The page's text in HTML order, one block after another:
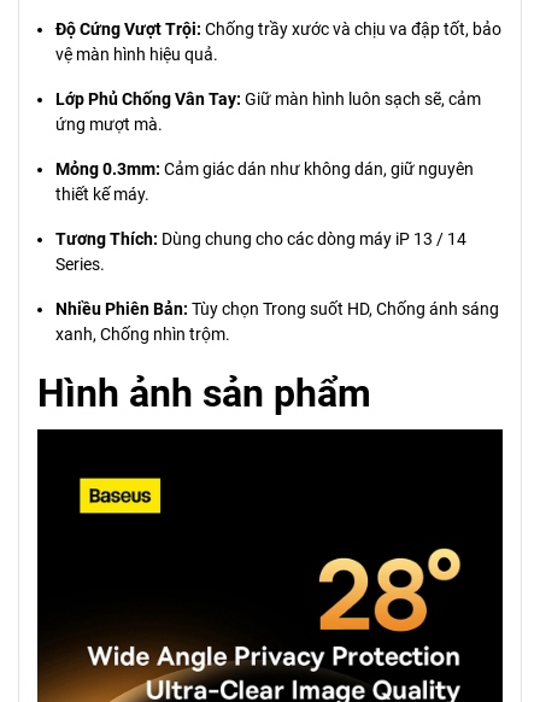
Độ Cứng Vượt Trội: Chống trầy xước và chịu va đập tốt, bảo
vệ màn hình hiệu quả.
Lớp Phủ Chống Vân Tay: Giữ màn hình luôn sạch sẽ, cảm
ứng mượt mà.
Mỏng 0.3mm: Cảm giác dán như không dán, giữ nguyên
thiết kế máy.
Tương Thích: Dùng chung cho các dòng máy iP 13 / 14
Series.
Nhiều Phiên Bản: Tùy chọn Trong suốt HD, Chống ánh sáng
xanh, Chống nhìn trộm.
Hình ảnh sản phẩm